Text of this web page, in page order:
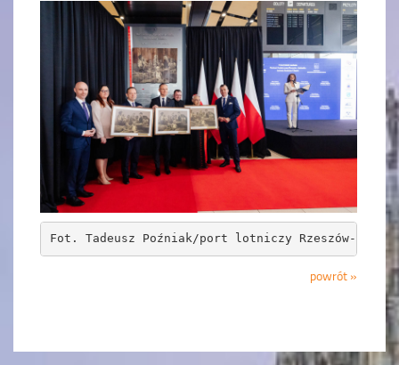
Fot. Tadeusz Poźniak/port lotniczy Rzeszów-
powrót »